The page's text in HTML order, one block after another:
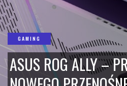
GAMING
ASUS ROG ALLY –